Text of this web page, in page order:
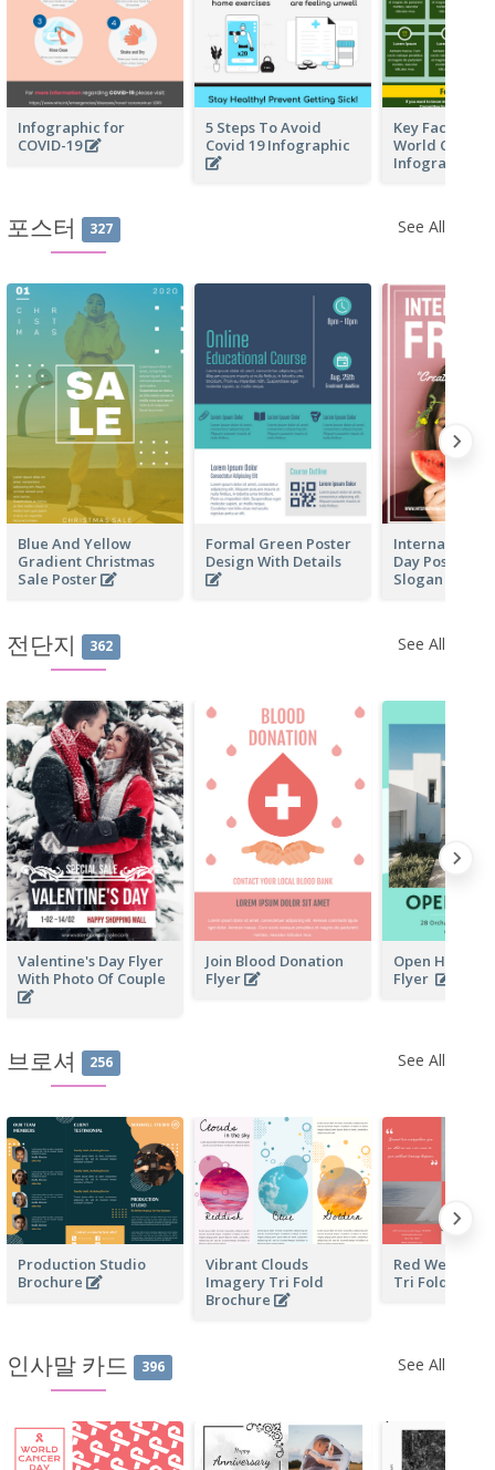
Infographic for
COVID-19
5 Steps To Avoid
Covid 19 Infographic
Key Facts Of
World Cup In
Infographic
포스터 327 See All
Blue And Yellow
Gradient Christmas
Sale Poster
Formal Green Poster
Design With Details
International
Day Poster
Slogan
전단지 362 See All
Valentine's Day Flyer
With Photo Of Couple
Join Blood Donation
Flyer
Open House
Flyer
브로셔 256 See All
Production Studio
Brochure
Vibrant Clouds
Imagery Tri Fold
Brochure
Red Wedding
Tri Fold
인사말 카드 396 See All